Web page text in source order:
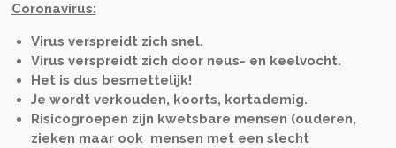
Coronavirus:
Virus verspreidt zich snel.
Virus verspreidt zich door neus- en keelvocht.
Het is dus besmettelijk!
Je wordt verkouden, koorts, kortademig.
Risicogroepen zijn kwetsbare mensen (ouderen,
zieken maar ook mensen met een slecht